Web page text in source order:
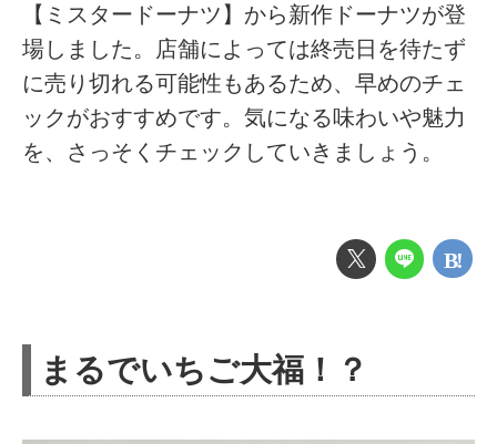
【ミスタードーナツ】から新作ドーナツが登
場しました。店舗によっては終売日を待たず
に売り切れる可能性もあるため、早めのチェ
ックがおすすめです。気になる味わいや魅力
を、さっそくチェックしていきましょう。
まるでいちご大福！？